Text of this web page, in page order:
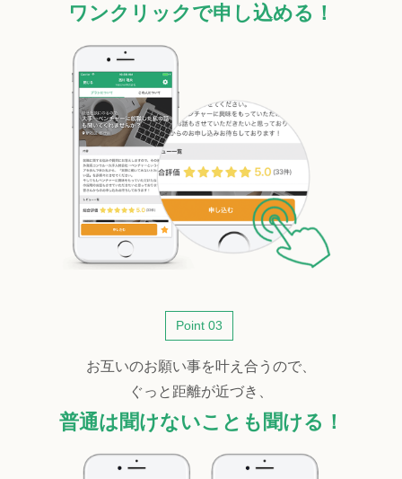
ワンクリックで申し込める！
Point 03
お互いのお願い事を叶え合うので、
ぐっと距離が近づき、
普通は聞けないことも聞ける！